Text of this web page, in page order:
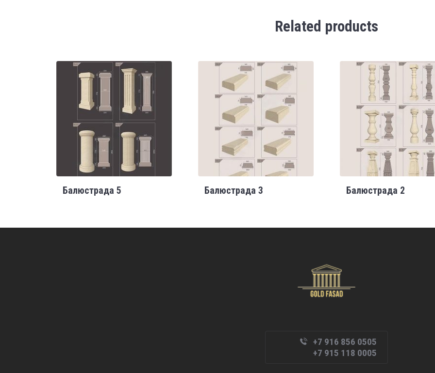
Related products
Балюстрада 5 Балюстрада 3 Балюстрада 2
+7 916 856 0505
+7 915 118 0005